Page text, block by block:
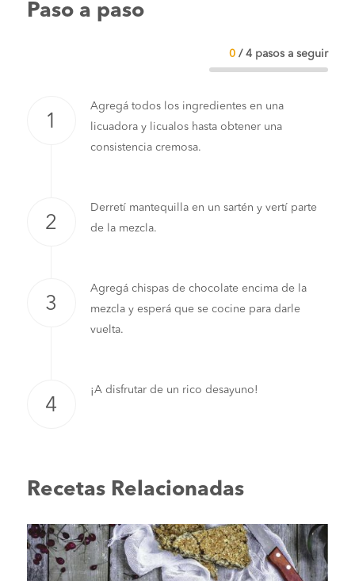
Paso a paso
0 /4 pasos a seguir
Agregá todos los ingredientes en una
licuadora y licualos hasta obtener una
consistencia cremosa.
Derretí mantequilla en un sartén y vertí parte
de la mezcla.
Agregá chispas de chocolate encima de la
mezcla y esperá que se cocine para darle
vuelta.
¡A disfrutar de un rico desayuno!
Recetas Relacionadas